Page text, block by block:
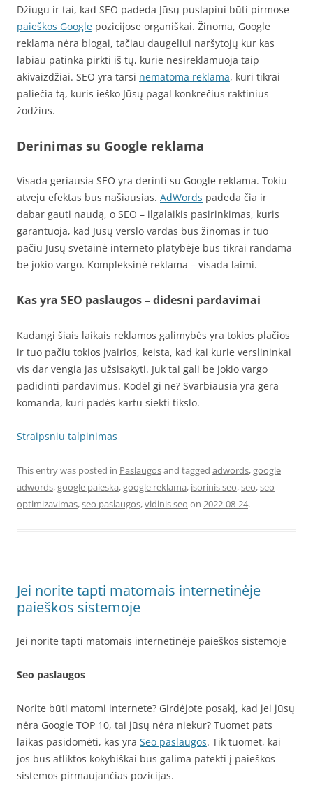
Džiugu ir tai, kad SEO padeda Jūsų puslapiui būti pirmose
paieškos Google pozicijose organiškai. Žinoma, Google
reklama nėra blogai, tačiau daugeliui naršytojų kur kas
labiau patinka pirkti iš tų, kurie nesireklamuoja taip
akivaizdžiai. SEO yra tarsi nematoma reklama, kuri tikrai
paliečia tą, kuris ieško Jūsų pagal konkrečius raktinius
žodžius.
Derinimas su Google reklama
Visada geriausia SEO yra derinti su Google reklama. Tokiu
atveju efektas bus našiausias. AdWords padeda čia ir
dabar gauti naudą, o SEO – ilgalaikis pasirinkimas, kuris
garantuoja, kad Jūsų verslo vardas bus žinomas ir tuo
pačiu Jūsų svetainė interneto platybėje bus tikrai randama
be jokio vargo. Kompleksinė reklama – visada laimi.
Kas yra SEO paslaugos – didesni pardavimai
Kadangi šiais laikais reklamos galimybės yra tokios plačios
ir tuo pačiu tokios įvairios, keista, kad kai kurie verslininkai
vis dar vengia jas užsisakyti. Juk tai gali be jokio vargo
padidinti pardavimus. Kodėl gi ne? Svarbiausia yra gera
komanda, kuri padės kartu siekti tikslo.
Straipsniu talpinimas
This entry was posted in Paslaugosand tagged adwords,google
adwords,google paieska,google reklama, isorinis seo,seo,seo
optimizavimas,seo paslaugos,vidinis seo on 2022-08-24.
Jei norite tapti matomais internetinėje
paieškos sistemoje
Jei norite tapti matomais internetinėje paieškos sistemoje
Seo paslaugos
Norite būti matomi internete? Girdėjote posakį, kad jei jūsų
nėra Google TOP 10, tai jūsų nėra niekur? Tuomet pats
laikas pasidomėti, kas yra Seo paslaugos. Tik tuomet, kai
jos bus atliktos kokybiškai bus galima patekti į paieškos
sistemos pirmaujančias pozicijas.